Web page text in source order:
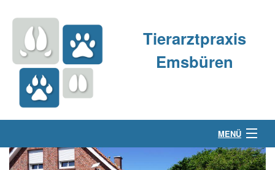
Tierarztpraxis
Emsbüren
MENÜ
Über uns